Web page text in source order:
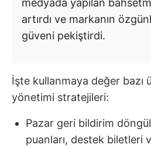
medyada yapılan
artırdı ve markanın
güveni pekiştirdi.
İşte kullanmaya değer bazı
yönetimi stratejileri:
Pazar geri bildirim
puanları, destek biletleri